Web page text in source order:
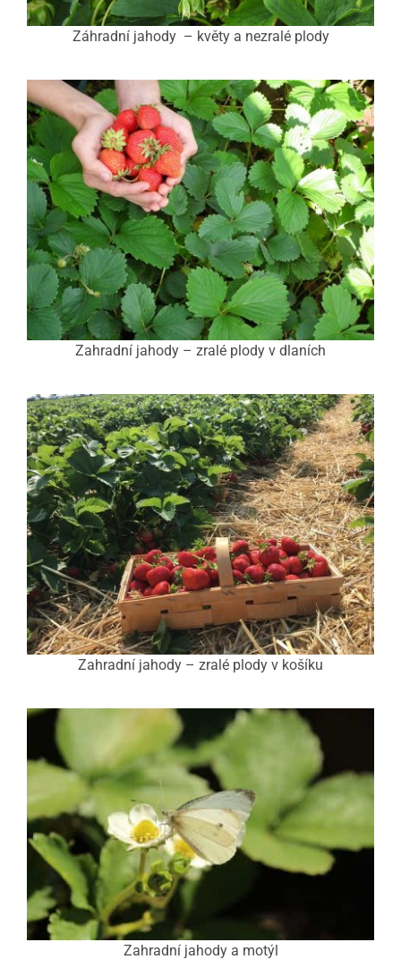
Záhradní jahody – květy a nezralé plody
Zahradní jahody – zralé plody v dlaních
Zahradní jahody – zralé plody v košíku
Zahradní jahody a motýl